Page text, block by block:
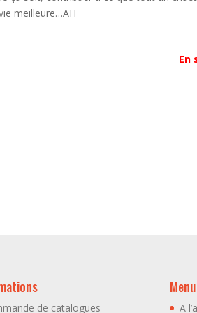
meilleure…AH
En
de catalogues A